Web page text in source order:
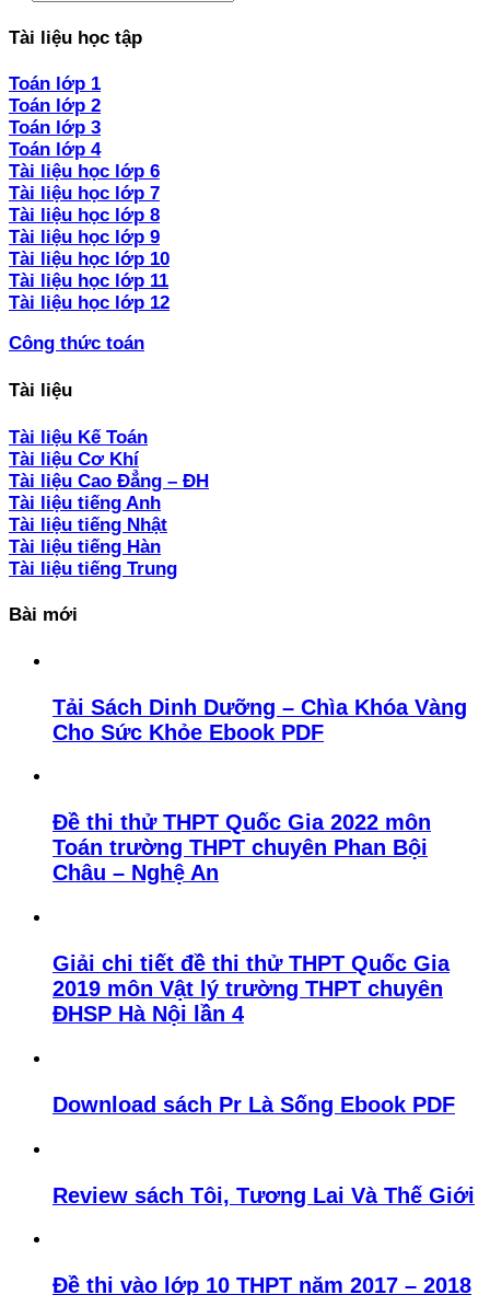
Tài liệu học tập
Toán lớp 1
Toán lớp 2
Toán lớp 3
Toán lớp 4
Tài liệu học lớp 6
Tài liệu học lớp 7
Tài liệu học lớp 8
Tài liệu học lớp 9
Tài liệu học lớp 10
Tài liệu học lớp 11
Tài liệu học lớp 12
Công thức toán
Tài liệu
Tài liệu Kế Toán
Tài liệu Cơ Khí
Tài liệu Cao Đẳng – ĐH
Tài liệu tiếng Anh
Tài liệu tiếng Nhật
Tài liệu tiếng Hàn
Tài liệu tiếng Trung
Bài mới
Tải Sách Dinh Dưỡng – Chìa Khóa Vàng
Cho Sức Khỏe Ebook PDF
Đề thi thử THPT Quốc Gia 2022 môn
Toán trường THPT chuyên Phan Bội
Châu – Nghệ An
Giải chi tiết đề thi thử THPT Quốc Gia
2019 môn Vật lý trường THPT chuyên
ĐHSP Hà Nội lần 4
Download sách Pr Là Sống Ebook PDF
Review sách Tôi, Tương Lai Và Thế Giới
Đề thi vào lớp 10 THPT năm 2017 – 2018